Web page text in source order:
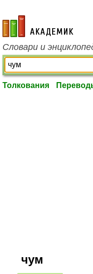
academic.ru
Словари и
Толкования
чум